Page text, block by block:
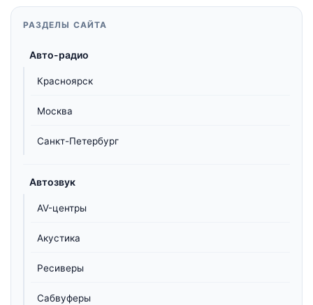
РАЗДЕЛЫ САЙТА
Авто-радио
Красноярск
Москва
Санкт-Петербург
Автозвук
AV-центры
Акустика
Ресиверы
Сабвуферы